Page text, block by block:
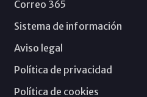
Correo 365
Sistema de información
Aviso legal
Política de privacidad
Política de cookies